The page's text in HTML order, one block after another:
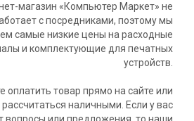
магазин «Компьютер Маркет» не
с посредниками, поэтому мы
самые низкие цены на расходные
и комплектующие для печатных
устройств.
оплатить товар прямо на сайте или
рассчитаться наличными. Если у вас